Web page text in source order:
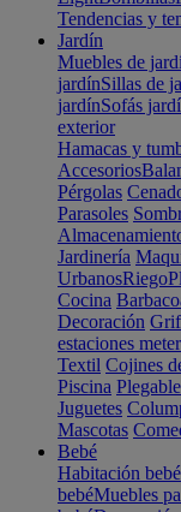
Tendencias y
Jardín
Muebles de
jardínSillas de
jardínSofás
exterior
Hamacas y
Accesorios
Pérgolas
Parasoles
Jardinería
UrbanosRiego
Cocina
Decoración
estaciones
Textil Cojines
Piscina Plegable
Juguetes
Mascotas
Bebé
Habitación bebé
bebéMuebles